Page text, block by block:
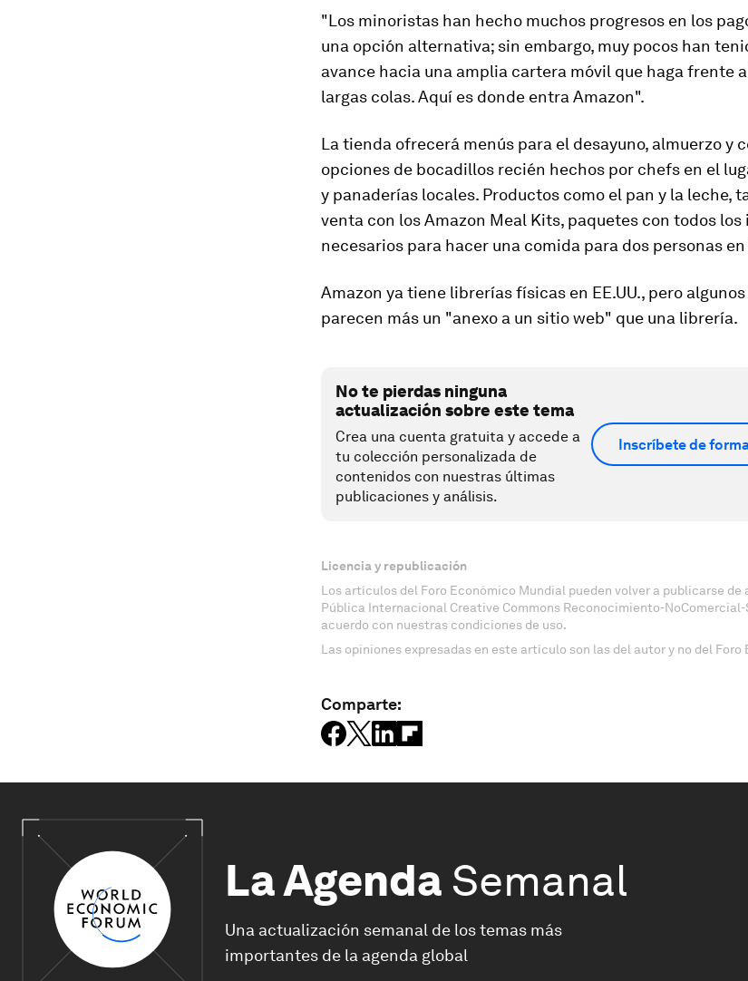
"Los minoristas han hecho muchos progresos en los
una opción alternativa; sin embargo, muy pocos han
avance hacia una amplia cartera móvil que haga frente
largas colas. Aquí es donde entra Amazon".
La tienda ofrecerá menús para el desayuno, almuerzo y
opciones de bocadillos recién hechos por chefs en el
y panaderías locales. Productos como el pan y la leche,
venta con los Amazon Meal Kits, paquetes con todos
necesarios para hacer una comida para dos personas
Amazon ya tiene librerías físicas en EE.UU., pero
parecen más un "anexo a un sitio web" que una librería.
No te pierdas ninguna
actualización sobre este tema
Crea una cuenta gratuita y accede a
tu colección personalizada de
contenidos con nuestras últimas
publicaciones y análisis.
Inscríbete de
Licencia y republicación
Los artículos del Foro Económico Mundial pueden volver a publicarse de
Pública Internacional Creative Commons Reconocimiento-NoComercial-
acuerdo con nuestras condiciones de uso.
Las opiniones expresadas en este artículo son las del autor y no del Foro
Comparte:
La Agenda Semanal
Una actualización semanal de los temas más
importantes de la agenda global